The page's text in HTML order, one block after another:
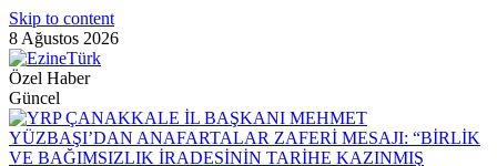
Skip to content
8 Ağustos 2026
Özel Haber
Güncel